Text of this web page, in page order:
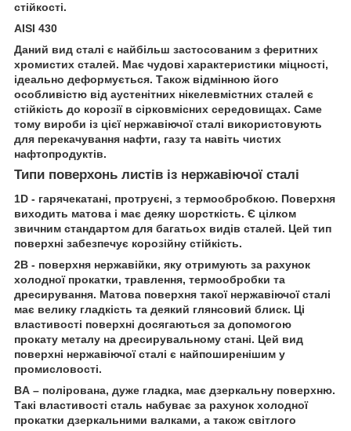
стійкості.
AISI 430
Даний вид сталі є найбільш застосованим з феритних
хромистих сталей. Має чудові характеристики міцності,
ідеально деформується. Також відмінною його
особливістю від аустенітних нікелевмістних сталей є
стійкість до корозії в сірковмісних середовищах. Саме
тому вироби із цієї нержавіючої сталі використовують
для перекачування нафти, газу та навіть чистих
нафтопродуктів.
Типи поверхонь листів із нержавіючої сталі
1D - гарячекатані, протруєні, з термообробкою. Поверхня
виходить матова і має деяку шорсткість. Є цілком
звичним стандартом для багатьох видів сталей. Цей тип
поверхні забезпечує корозійну стійкість.
2В - поверхня нержавійки, яку отримують за рахунок
холодної прокатки, травлення, термообробки та
дресирування. Матова поверхня такої нержавіючої сталі
має велику гладкість та деякий глянсовий блиск. Ці
властивості поверхні досягаються за допомогою
прокату металу на дресирувальному стані. Цей вид
поверхні нержавіючої сталі є найпоширенішим у
промисловості.
BA – полірована, дуже гладка, має дзеркальну поверхню.
Такі властивості сталь набуває за рахунок холодної
прокатки дзеркальними валками, а також світлого